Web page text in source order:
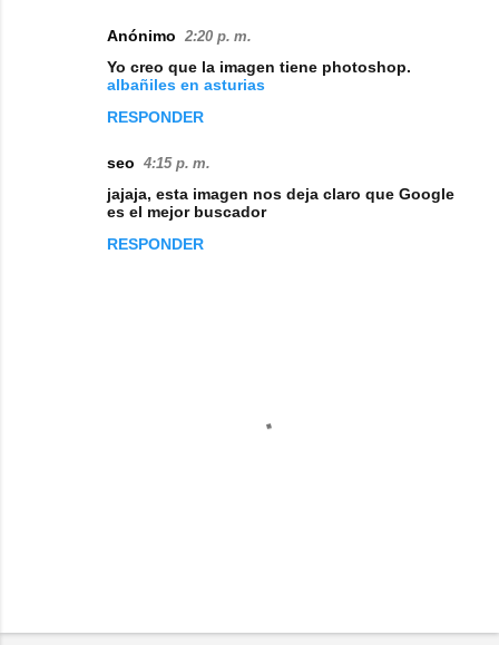
Anónimo 2:20 p. m.
Yo creo que la imagen tiene photoshop.
albañiles en asturias
RESPONDER
seo 4:15 p. m.
jajaja, esta imagen nos deja claro que Google
es el mejor buscador
RESPONDER